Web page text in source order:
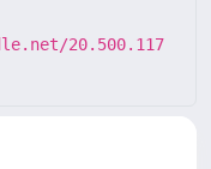
20.500.117